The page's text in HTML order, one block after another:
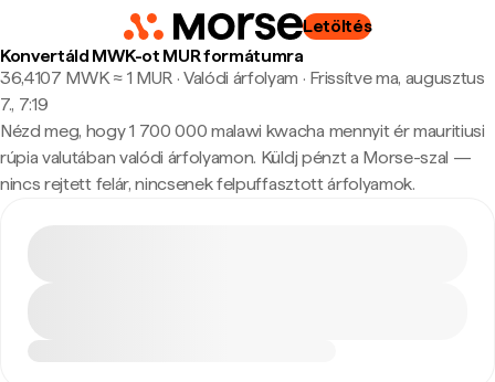
Letöltés
Konvertáld MWK-ot MUR formátumra
36,4107 MWK ≈ 1 MUR · Valódi árfolyam · Frissítve ma, augusztus
7., 7:19
Nézd meg, hogy 1 700 000 malawi kwacha mennyit ér mauritiusi
rúpia valutában valódi árfolyamon. Küldj pénzt a Morse-szal —
nincs rejtett felár, nincsenek felpuffasztott árfolyamok.